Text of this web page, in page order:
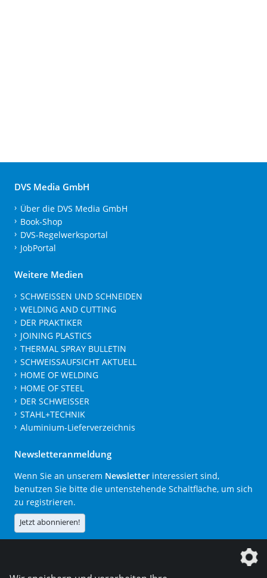
DVS Media GmbH
Über die DVS Media GmbH
Book-Shop
DVS-Regelwerksportal
JobPortal
Weitere Medien
SCHWEISSEN UND SCHNEIDEN
WELDING AND CUTTING
DER PRAKTIKER
JOINING PLASTICS
THERMAL SPRAY BULLETIN
SCHWEISSAUFSICHT AKTUELL
HOME OF WELDING
HOME OF STEEL
DER SCHWEISSER
STAHL+TECHNIK
Aluminium-Lieferverzeichnis
Newsletteranmeldung
Wenn Sie an unserem Newsletter interessiert sind,
benutzen Sie bitte die untenstehende Schaltfläche, um sich
zu registrieren.
Jetzt abonnieren!
Die DVS Media GmbH ist ein Unternehmen der